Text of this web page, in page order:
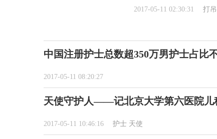
2017-05-11 02:30:31 打
中国注册护士总数超350万男护士占比
2017-05-11 08:20:27
天使守护人——记北京大学第六医院儿
2017-05-11 10:46:16 护士 天使